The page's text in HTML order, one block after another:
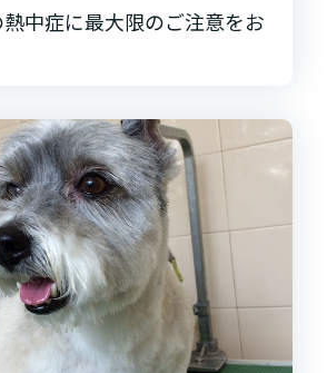
中症に最大限のご注意をお